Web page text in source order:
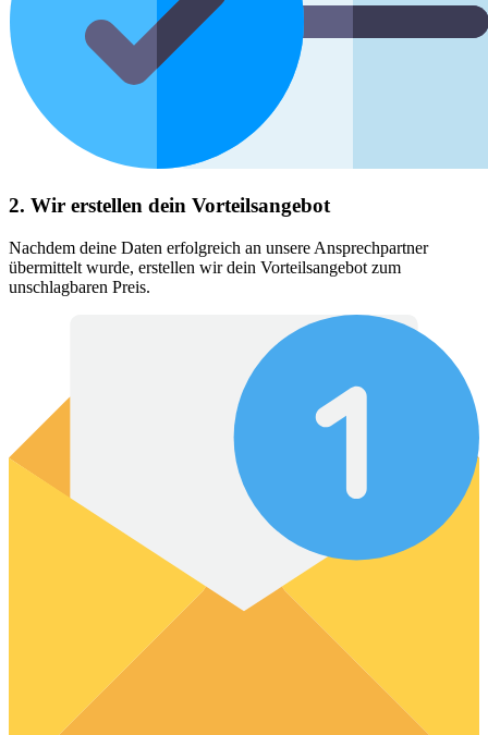
2. Wir erstellen dein Vorteilsangebot
Nachdem deine Daten erfolgreich an unsere Ansprechpartner
übermittelt wurde, erstellen wir dein Vorteilsangebot zum
unschlagbaren Preis.